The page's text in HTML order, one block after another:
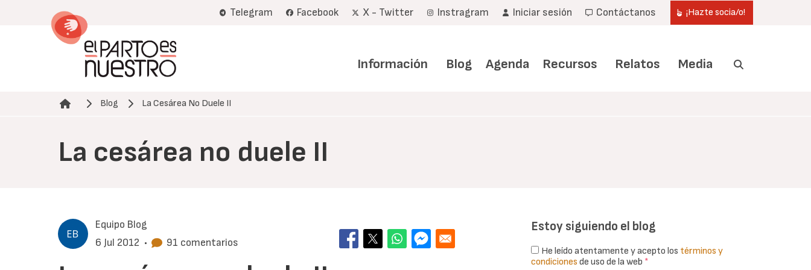
Telegram Facebook X - Twitter Instragram Iniciar sesión Contáctanos ¡Hazte socia/o!
Información Blog Agenda Recursos Relatos Media
Ruta de navegación
Blog La Cesárea No Duele II
La cesárea no duele II
Equipo Blog
6 Jul 2012 • 91 comentarios
Estoy siguiendo el blog
He leído atentamente y acepto los términos y
condiciones de uso de la web *